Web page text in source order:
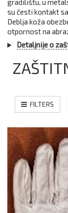
gradilištu, u
su česti kontakt
Deblja koža
otpornost na
Detaljnije o
FILTERS